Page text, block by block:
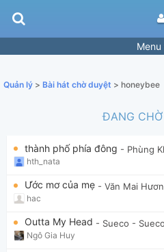
Menu
Tìm theo hợp âm
Yêu cầu hợp âm
Tắt quảng cáo
Quản lý > Bài hát chờ duyệt > honeybee
ĐANG
thành phố phía đông - Phùng
hth_nata
Ước mơ của mẹ - Văn Mai
hac
Outta My Head - Sueco - Sueco
Ngô Gia Huy